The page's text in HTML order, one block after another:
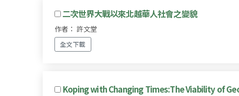
二次世界大戰以來北越華人社會之變貌
作者： 許文堂
全文下載
Koping with Changing Times:The Viability of